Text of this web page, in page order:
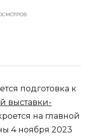
подготовка к
выставки-
на главной
4 ноября 2023